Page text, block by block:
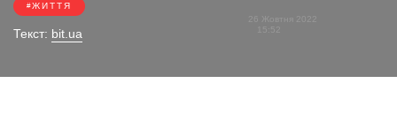
ЖИТТЯ
Текст: bit.ua
26 Жовтня 2022